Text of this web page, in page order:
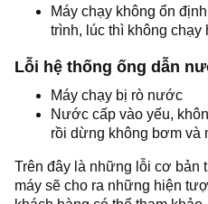
Máy chạy không ổn
trình, lúc thì không
Lỗi hệ thống ống dẫn
Máy chạy bị rò nước
Nước cấp vào yếu,
rồi dừng không bơm và
Trên đây là những lỗi cơ bản
máy sẽ cho ra những hiện